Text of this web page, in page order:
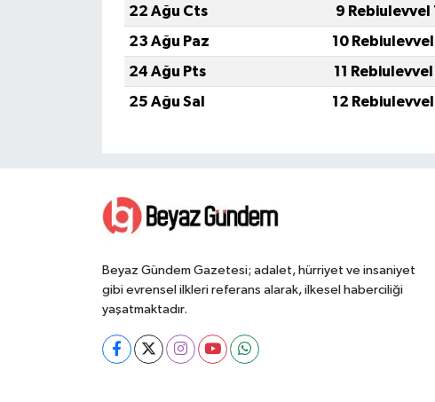
22 Ağu Cts
9 Rebiulevvel
23 Ağu Paz
10
24 Ağu Pts
11
25 Ağu Sal
12
Beyaz Gündem Gazetesi; adalet, hürriyet ve insaniyet
gibi evrensel ilkleri referans alarak, ilkesel haberciliği
yaşatmaktadır.